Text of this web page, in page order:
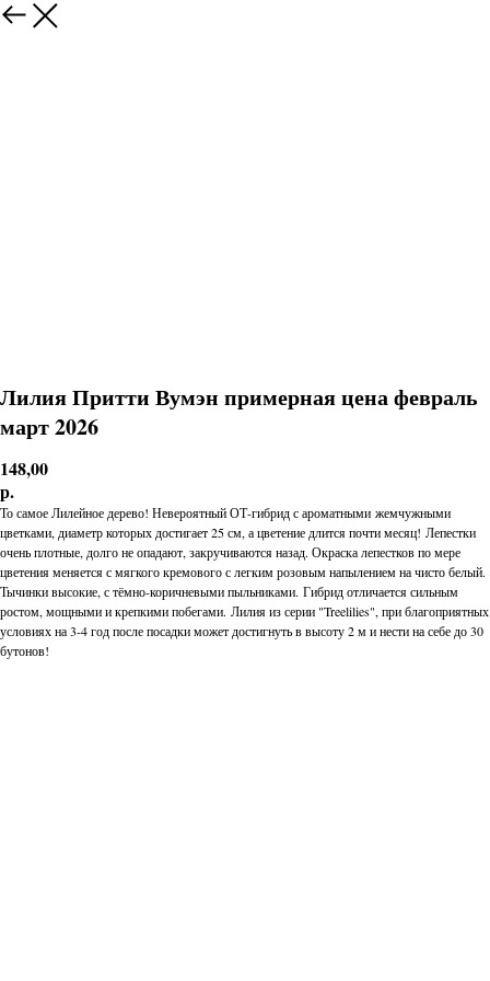
Лилия Притти Вумэн примерная цена февраль
март 2026
148,00
р.
То самое Лилейное дерево! Невероятный ОТ-гибрид с ароматными жемчужными
цветками, диаметр которых достигает 25 см, а цветение длится почти месяц! Лепестки
очень плотные, долго не опадают, закручиваются назад. Окраска лепестков по мере
цветения меняется с мягкого кремового с легким розовым напылением на чисто белый.
Тычинки высокие, с тёмно-коричневыми пыльниками. Гибрид отличается сильным
ростом, мощными и крепкими побегами. Лилия из серии "Treelilies", при благоприятных
условиях на 3-4 год после посадки может достигнуть в высоту 2 м и нести на себе до 30
бутонов!